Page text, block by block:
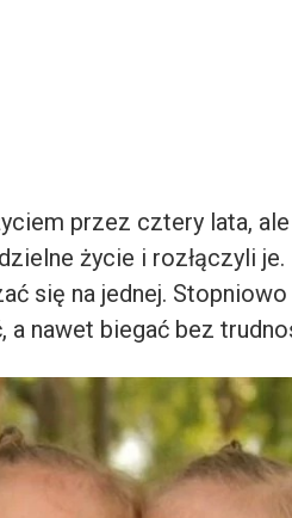
przez cztery lata,
życie i rozłączyli
się na jednej.
a nawet biegać bez